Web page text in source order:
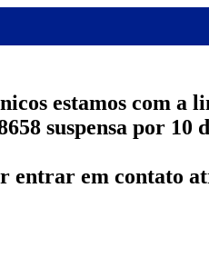
estamos com a
suspensa por 10
entrar em contato